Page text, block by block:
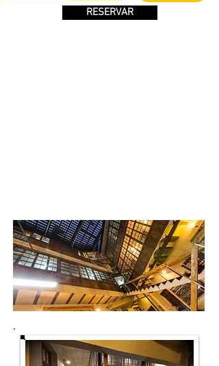
RESERVAR